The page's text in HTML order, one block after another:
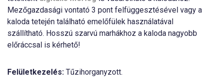
Mezőgazdasági vontató 3 pont felfüggesztésével vagy a
kaloda tetején található emelőfülek használatával
szállítható. Hosszú szarvú marhákhoz a kaloda nagyobb
előráccsal is kérhető!
Felületkezelés: Tűzihorganyzott.